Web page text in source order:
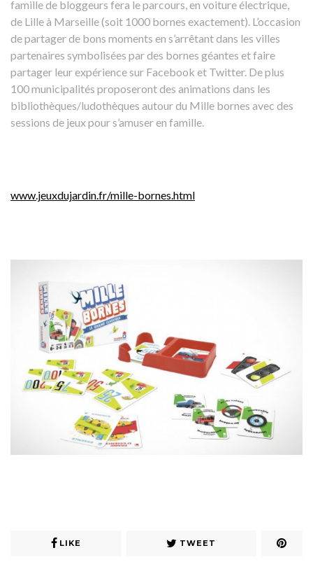
famille de bloggeurs fera le parcours, en voiture électrique,
de Lille à Marseille (soit 1000 bornes exactement). L’occasion
de partager de bons moments en s’arrêtant dans les villes
partenaires symbolisées par des bornes géantes et faire
partager leur expérience sur Facebook et Twitter. De plus
100 municipalités proposeront des animations dans les
bibliothèques/ludothèques autour du Mille bornes avec des
sessions de jeux pour s’amuser en famille.
www.jeuxdujardin.fr/mille-bornes.html
LIKE TWEET